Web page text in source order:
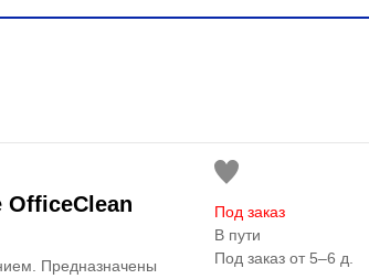
OfficeClean
Предназначены
Под заказ
В пути
Под заказ от 5–6 д.